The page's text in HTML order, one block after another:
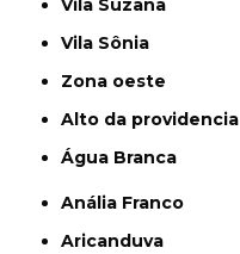
Vila Suzana
Vila Sônia
Zona oeste
alto da providencia
Água Branca
Anália Franco
Aricanduva